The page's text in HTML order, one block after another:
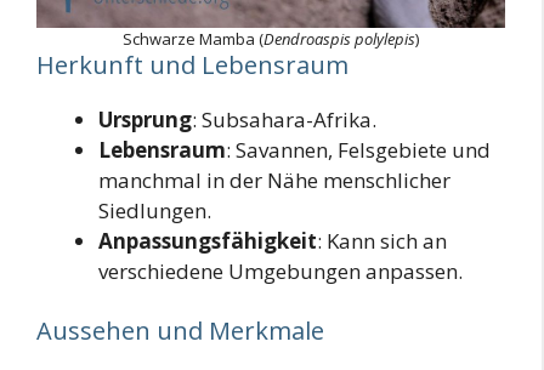
Schwarze Mamba (Dendroaspis polylepis)
Herkunft und Lebensraum
Ursprung: Subsahara-Afrika.
Lebensraum: Savannen, Felsgebiete und
manchmal in der Nähe menschlicher
Siedlungen.
Anpassungsfähigkeit: Kann sich an
verschiedene Umgebungen anpassen.
Aussehen und Merkmale